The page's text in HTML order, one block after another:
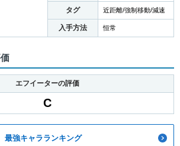
タグ 近距離/強制移動/減速
入手方法 恒常
エフイーターの評価
C
最強キャラランキング